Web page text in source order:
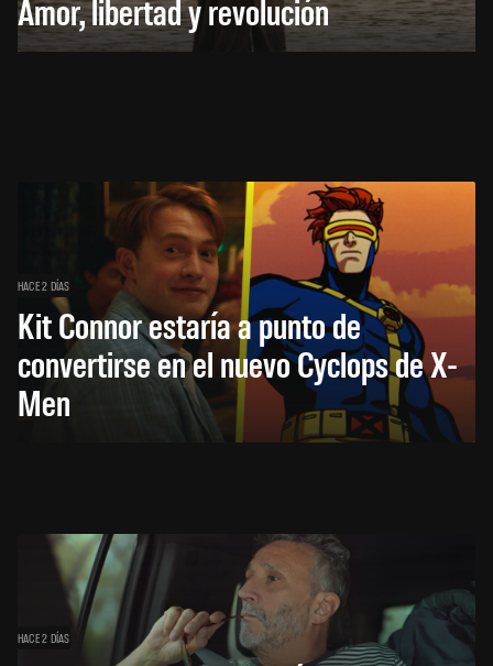
Amor, libertad y revolución
HACE 2 DÍAS
Kit Connor estaría a punto de
convertirse en el nuevo Cyclops de X-
Men
HACE 2 DÍAS